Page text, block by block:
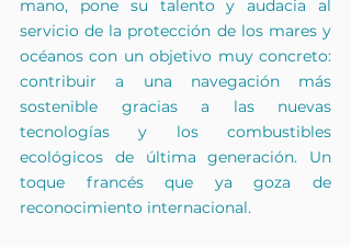
mano, pone su talento y audacia al
servicio de la protección de los mares y
océanos con un objetivo muy concreto:
contribuir a una navegación más
sostenible gracias a las nuevas
tecnologías y los combustibles
ecológicos de última generación. Un
toque francés que ya goza de
reconocimiento internacional.